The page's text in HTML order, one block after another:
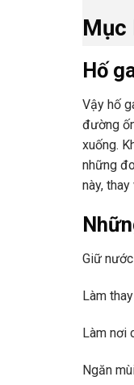
Mục
Hố
Vậy hố
đường
xuống.
những
này,
Giữ
Làm
Làm nơi
Ngăn